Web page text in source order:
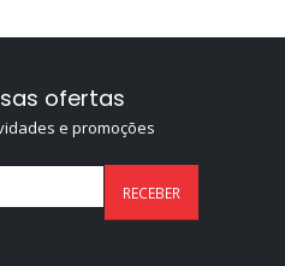
ofertas
e promoções